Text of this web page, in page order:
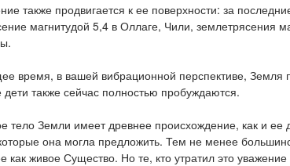
также продвигается к ее поверхности: за
магнитудой 5,4 в Оллаге, Чили, землетрясения
время, в вашей вибрационной перспективе,
также сейчас полностью пробуждаются.
тело Земли имеет древнее происхождение, как и
она могла предложить. Тем не менее
как живое Существо. Но те, кто утратил это